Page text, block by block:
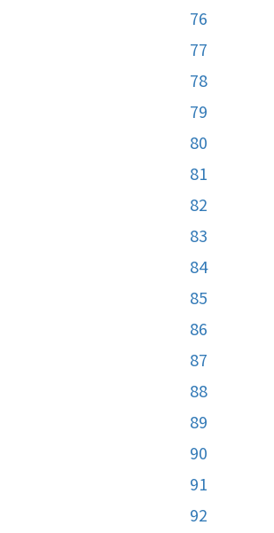
76
77
78
79
80
81
82
83
84
85
86
87
88
89
90
91
92